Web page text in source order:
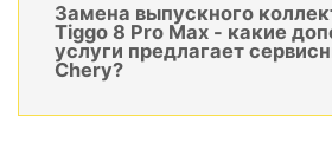
Замена выпускного
Tiggo 8 Pro Max - какие
услуги предлагает
Chery?